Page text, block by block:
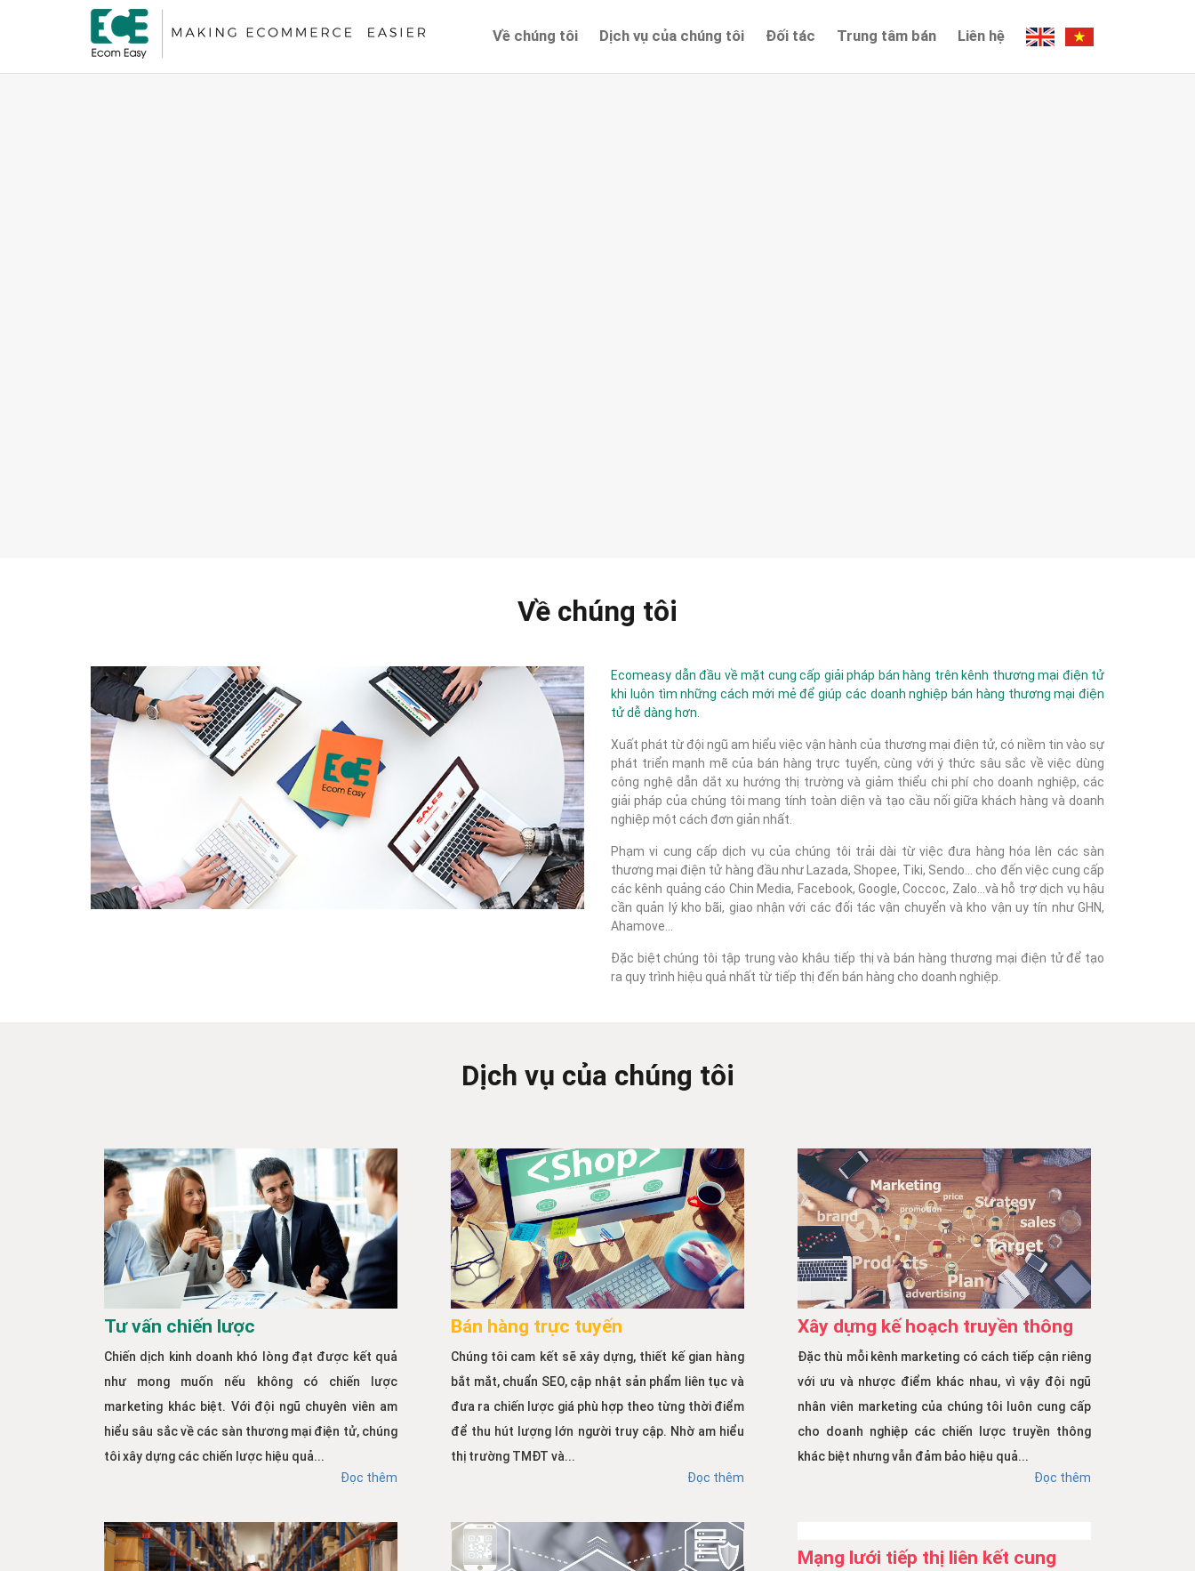
Về chúng tôi Dịch vụ của chúng tôi Đối tác Trung tâm bán Liên hệ
Về chúng tôi
Ecomeasy dẫn đầu về mặt cung cấp giải pháp bán hàng trên kênh thương mại điện tử
khi luôn tìm những cách mới mẻ để giúp các doanh nghiệp bán hàng thương mại điện
tử dễ dàng hơn.
Xuất phát từ đội ngũ am hiểu việc vận hành của thương mại điện tử, có niềm tin vào sự
phát triển mạnh mẽ của bán hàng trực tuyến, cùng với ý thức sâu sắc về việc dùng
công nghệ dẫn dắt xu hướng thị trường và giảm thiểu chi phí cho doanh nghiệp, các
giải pháp của chúng tôi mang tính toàn diện và tạo cầu nối giữa khách hàng và doanh
nghiệp một cách đơn giản nhất.
Phạm vi cung cấp dịch vụ của chúng tôi trải dài từ việc đưa hàng hóa lên các sàn
thương mại điện tử hàng đầu như Lazada, Shopee, Tiki, Sendo... cho đến việc cung cấp
các kênh quảng cáo Chin Media, Facebook, Google, Coccoc, Zalo...và hỗ trợ dịch vụ hậu
cần quản lý kho bãi, giao nhận với các đối tác vận chuyển và kho vận uy tín như GHN,
Ahamove...
Đặc biệt chúng tôi tập trung vào khâu tiếp thị và bán hàng thương mại điện tử để tạo
ra quy trình hiệu quả nhất từ tiếp thị đến bán hàng cho doanh nghiệp.
Dịch vụ của chúng tôi
Tư vấn chiến lược
Chiến dịch kinh doanh khó lòng đạt được kết quả
như mong muốn nếu không có chiến lược
marketing khác biệt. Với đội ngũ chuyên viên am
hiểu sâu sắc về các sàn thương mại điện tử, chúng
tôi xây dựng các chiến lược hiệu quả...
Đọc thêm
Bán hàng trực tuyến
Chúng tôi cam kết sẽ xây dựng, thiết kế gian hàng
bắt mắt, chuẩn SEO, cập nhật sản phẩm liên tục và
đưa ra chiến lược giá phù hợp theo từng thời điểm
để thu hút lượng lớn người truy cập. Nhờ am hiểu
thị trường TMĐT và...
Đọc thêm
Xây dựng kế hoạch truyền thông
Đặc thù mỗi kênh marketing có cách tiếp cận riêng
với ưu và nhược điểm khác nhau, vì vậy đội ngũ
nhân viên marketing của chúng tôi luôn cung cấp
cho doanh nghiệp các chiến lược truyền thông
khác biệt nhưng vẫn đảm bảo hiệu quả...
Đọc thêm
Mạng lưới tiếp thị liên kết cung